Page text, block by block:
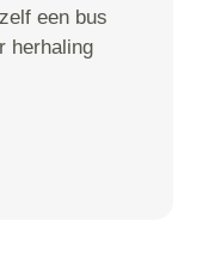
een bus
herhaling